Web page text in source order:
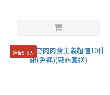
適合5-6人